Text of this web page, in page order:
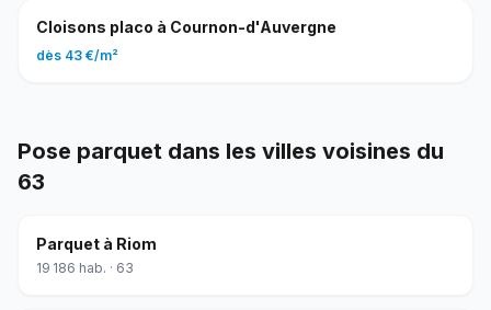
Cloisons placo à Cournon-d'Auvergne
dès 43 €/m²
Pose parquet dans les villes voisines du
63
Parquet à Riom
19 186 hab. · 63